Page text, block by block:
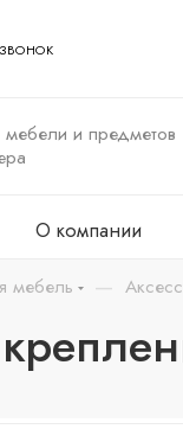
мебели и предметов
О компании
мебель —